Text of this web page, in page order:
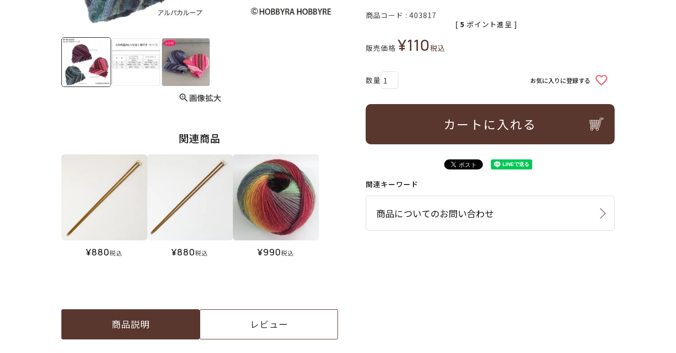
画像拡大
関連商品
¥880税込 ¥880税込 ¥990税込
商品説明 レビュー
商品コード 403817
販売価格 ¥110税込
[ 5 ポイント進呈 ]
お気に入りに登録する
カートに入れる
関連キーワード
商品についてのお問い合わせ